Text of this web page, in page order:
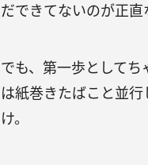
だできてないのが正直
でも、第一歩として
は紙巻きたばこと並
け。